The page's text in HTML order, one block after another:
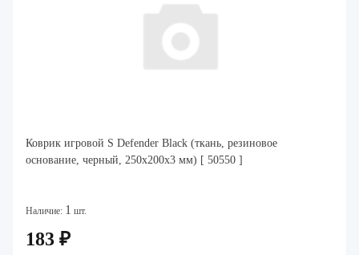
Коврик игровой S Defender Black (ткань, резиновое
основание, черный, 250x200x3 мм) [ 50550 ]
Наличие: 1 шт.
183 ₽